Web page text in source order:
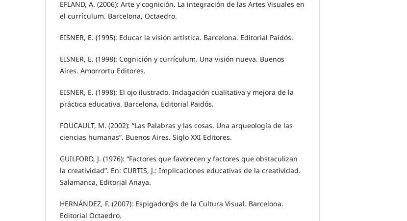
EFLAND, A. (2006): Arte y cognición. La integración de las Artes Visuales en
el currículum. Barcelona, Octaedro.
EISNER, E. (1995): Educar la visión artística. Barcelona. Editorial Paidós.
EISNER, E. (1998): Cognición y currículum. Una visión nueva. Buenos
Aires. Amorrortu Editores.
EISNER, E. (1998): El ojo ilustrado. Indagación cualitativa y mejora de la
práctica educativa. Barcelona, Editorial Paidós.
FOUCAULT, M. (2002): “Las Palabras y las cosas. Una arqueología de las
ciencias humanas”. Buenos Aires. Siglo XXI Editores.
GUILFORD, J. (1976): “Factores que favorecen y factores que obstaculizan
la creatividad”. En: CURTIS, J.: Implicaciones educativas de la creatividad.
Salamanca, Editorial Anaya.
HERNÁNDEZ, F. (2007): Espigador@s de la Cultura Visual. Barcelona.
Editorial Octaedro.